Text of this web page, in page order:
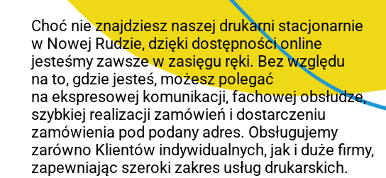
Choć nie znajdziesz naszej drukarni stacjonarnie
w Nowej Rudzie, dzięki dostępności online
jesteśmy zawsze w zasięgu ręki. Bez względu
na to, gdzie jesteś, możesz polegać
na ekspresowej komunikacji, fachowej obsłudze,
szybkiej realizacji zamówień i dostarczeniu
zamówienia pod podany adres. Obsługujemy
zarówno Klientów indywidualnych, jak i duże firmy,
zapewniając szeroki zakres usług drukarskich.